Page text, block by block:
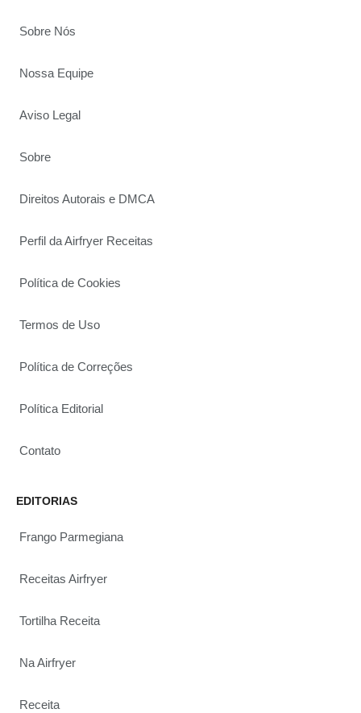
Sobre Nós
Nossa Equipe
Aviso Legal
Sobre
Direitos Autorais e DMCA
Perfil da Airfryer Receitas
Política de Cookies
Termos de Uso
Política de Correções
Política Editorial
Contato
EDITORIAS
Frango Parmegiana
Receitas Airfryer
Tortilha Receita
Na Airfryer
Receita